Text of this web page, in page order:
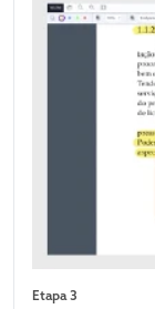
Etapa 3